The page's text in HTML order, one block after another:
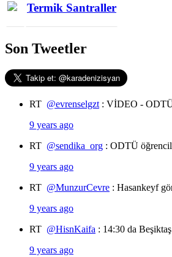
Termik Santraller
Son Tweetler
RT @evrenselgzt : VİDEO -
9 years ago
RT @sendika_org : ODTÜ
9 years ago
RT @MunzurCevre : Hasankeyf
9 years ago
RT @HisnKaifa : 14:30 da
9 years ago